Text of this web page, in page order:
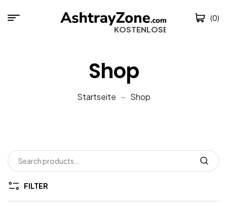
KOSTENLOSER
(0)
Shop
Startseite Shop
FILTER